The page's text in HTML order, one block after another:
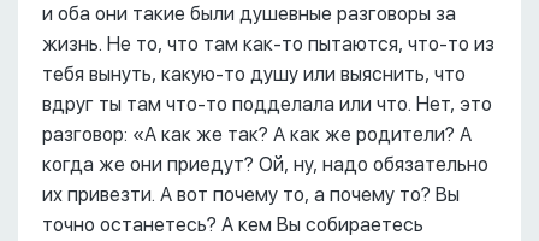
и оба они такие были душевные разговоры за
жизнь. Не то, что там как-то пытаются, что-то из
тебя вынуть, какую-то душу или выяснить, что
вдруг ты там что-то подделала или что. Нет, это
разговор: «А как же так? А как же родители? А
когда же они приедут? Ой, ну, надо обязательно
их привезти. А вот почему то, а почему то? Вы
точно останетесь? А кем Вы собираетесь